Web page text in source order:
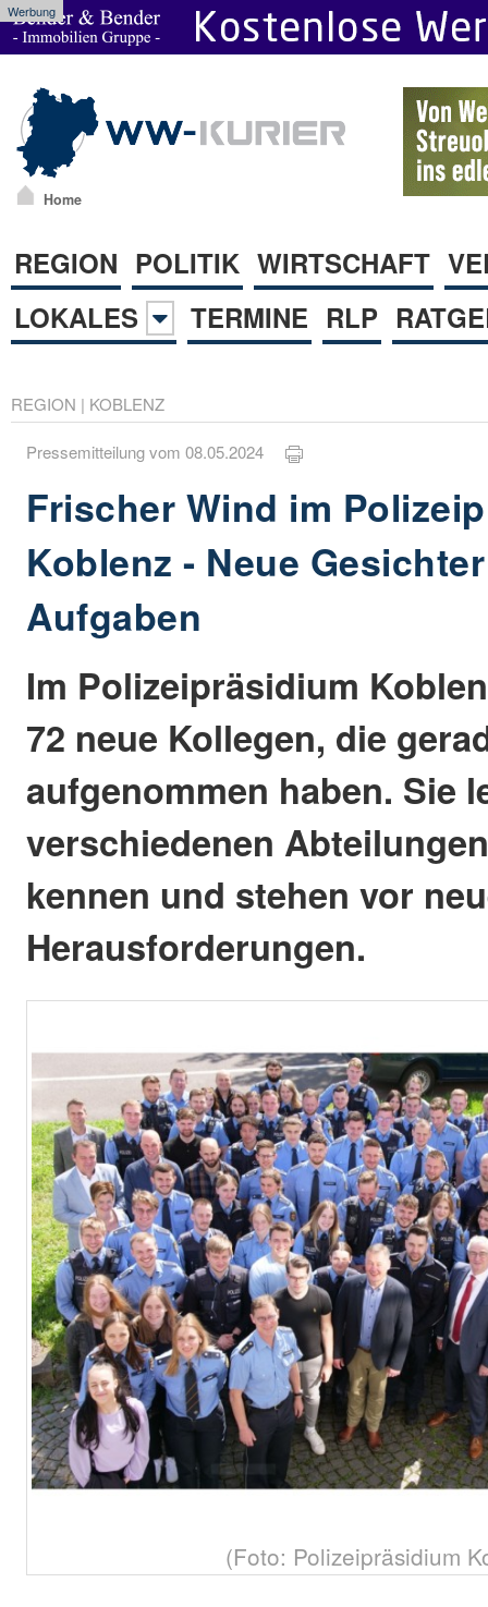
Werbung
Home
REGION POLITIK WIRTSCHAFT
LOKALES
TERMINE RLP
REGION | KOBLENZ
Pressemitteilung vom 08.05.2024
Frischer Wind im
Koblenz - Neue
Aufgaben
Im Polizeipräsidium
72 neue Kollegen, die
aufgenommen haben. Sie
verschiedenen
kennen und stehen vor
Herausforderungen.
(Foto: Polizeipräsidium